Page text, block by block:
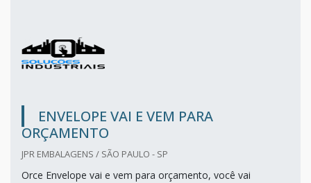
ENVELOPE VAI E VEM PARA
ORÇAMENTO
JPR EMBALAGENS / SÃO PAULO - SP
Orce Envelope vai e vem para orçamento, você vai